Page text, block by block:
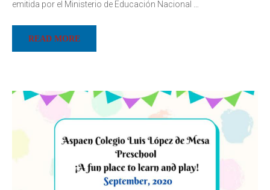
emitida por el Ministerio de Educación Nacional
READ MORE